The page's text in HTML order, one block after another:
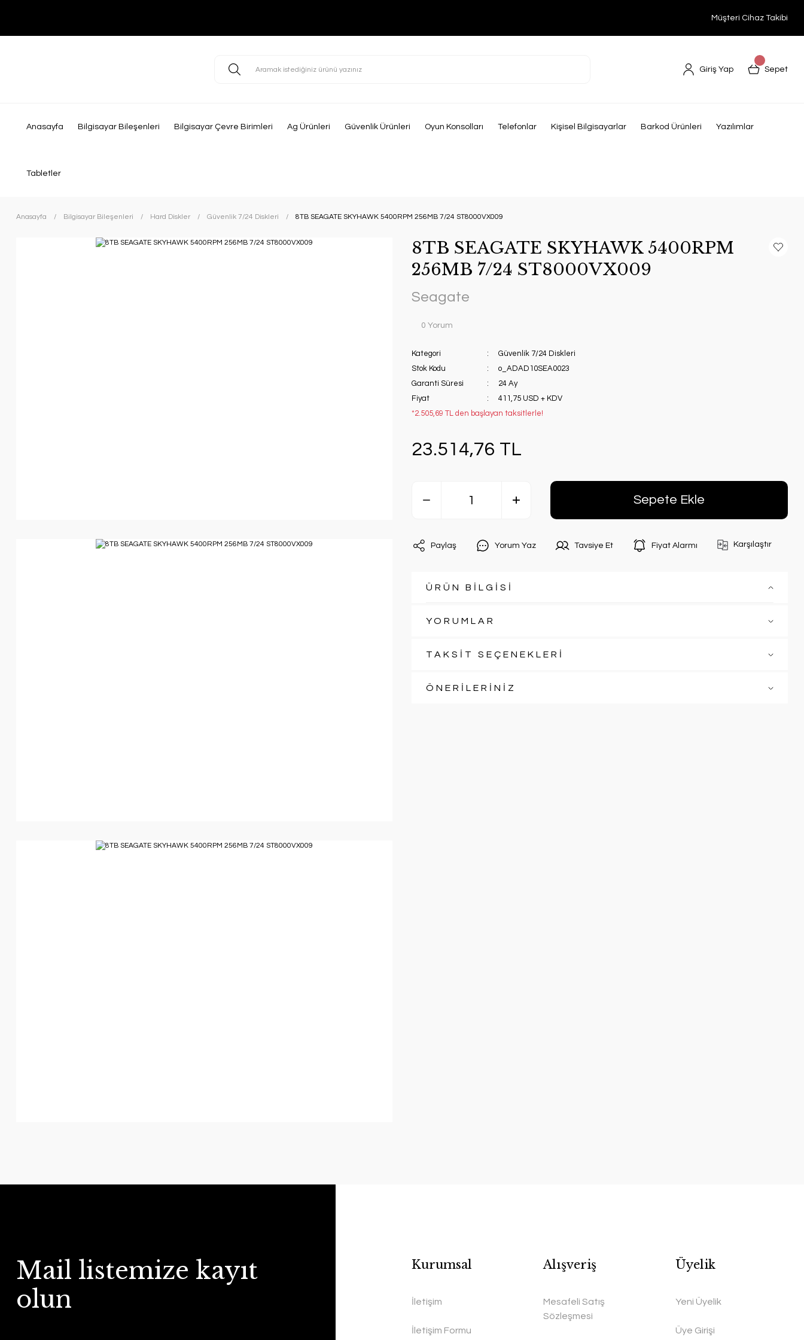
Müşteri Cihaz Takibi
Giriş Yap Sepet
Anasayfa Bilgisayar Bileşenleri Bilgisayar Çevre Birimleri Ag Ürünleri Güvenlik Ürünleri Oyun Konsolları Telefonlar Kişisel Bilgisayarlar Barkod Ürünleri Yazılımlar
Tabletler
Anasayfa Bilgisayar Bileşenleri Hard Diskler Güvenlik 7/24 Diskleri 8TB SEAGATE SKYHAWK 5400RPM 256MB 7/24 ST8000VX009
8TB SEAGATE SKYHAWK 5400RPM
256MB 7/24 ST8000VX009
Seagate
0 Yorum
Kategori
Güvenlik 7/24 Diskleri
Stok Kodu
o_ADAD10SEA0023
Garanti Süresi
24 Ay
Fiyat
411,75 USD + KDV
*2.505,69 TL den başlayan taksitlerle!
23.514,76 TL
Sepete Ekle
Paylaş Yorum Yaz Tavsiye Et Fiyat Alarmı Karşılaştır
ÜRÜN BİLGİSİ
YORUMLAR
TAKSİT SEÇENEKLERİ
ÖNERİLERİNİZ
Mail listemize kayıt
olun
Kurumsal
İletişim
İletişim Formu
Alışveriş
Mesafeli Satış
Sözleşmesi
Üyelik
Yeni Üyelik
Üye Girişi